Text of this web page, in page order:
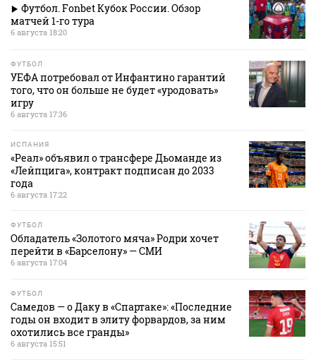
Футбол. Fonbet Кубок России. Обзор
матчей 1-го тура
6 августа 18:20
ФУТБОЛ
УЕФА потребовал от Инфантино гарантий
того, что он больше не будет «уродовать»
игру
6 августа 17:36
ИСПАНИЯ
«Реал» объявил о трансфере Дьоманде из
«Лейпцига», контракт подписан до 2033
года
6 августа 17:22
ФУТБОЛ
Обладатель «Золотого мяча» Родри хочет
перейти в «Барселону» — СМИ
6 августа 17:04
ФУТБОЛ
Самедов — о Даку в «Спартаке»: «Последние
годы он входит в элиту форвардов, за ним
охотились все гранды»
6 августа 15:51